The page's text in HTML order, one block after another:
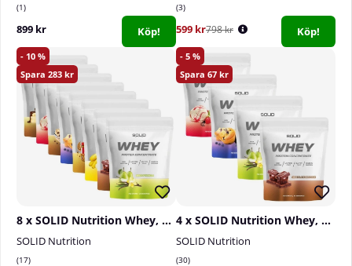
1
899 kr Köp!
3
599 kr798 kr Köp!
10
283
8 x SOLID Nutrition Whey, 750 g
SOLID Nutrition
17
5
67
4 x SOLID Nutrition Whey, 750 g
SOLID Nutrition
30